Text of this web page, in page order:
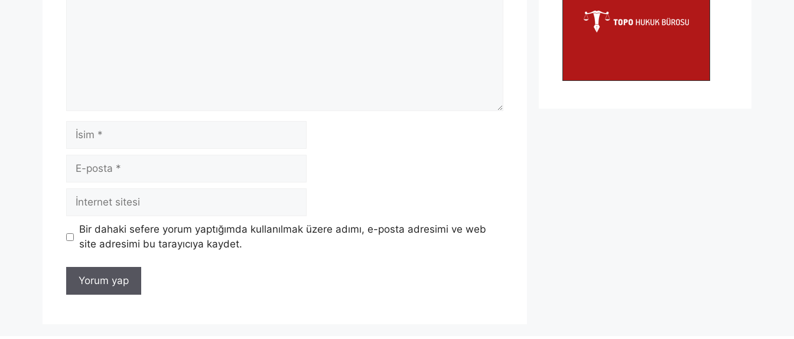
İsim
posta
İnternet
Bir dahaki sefere yorum yaptığımda kullanılmak üzere adımı, e-posta adresimi ve web
site adresimi bu tarayıcıya kaydet.